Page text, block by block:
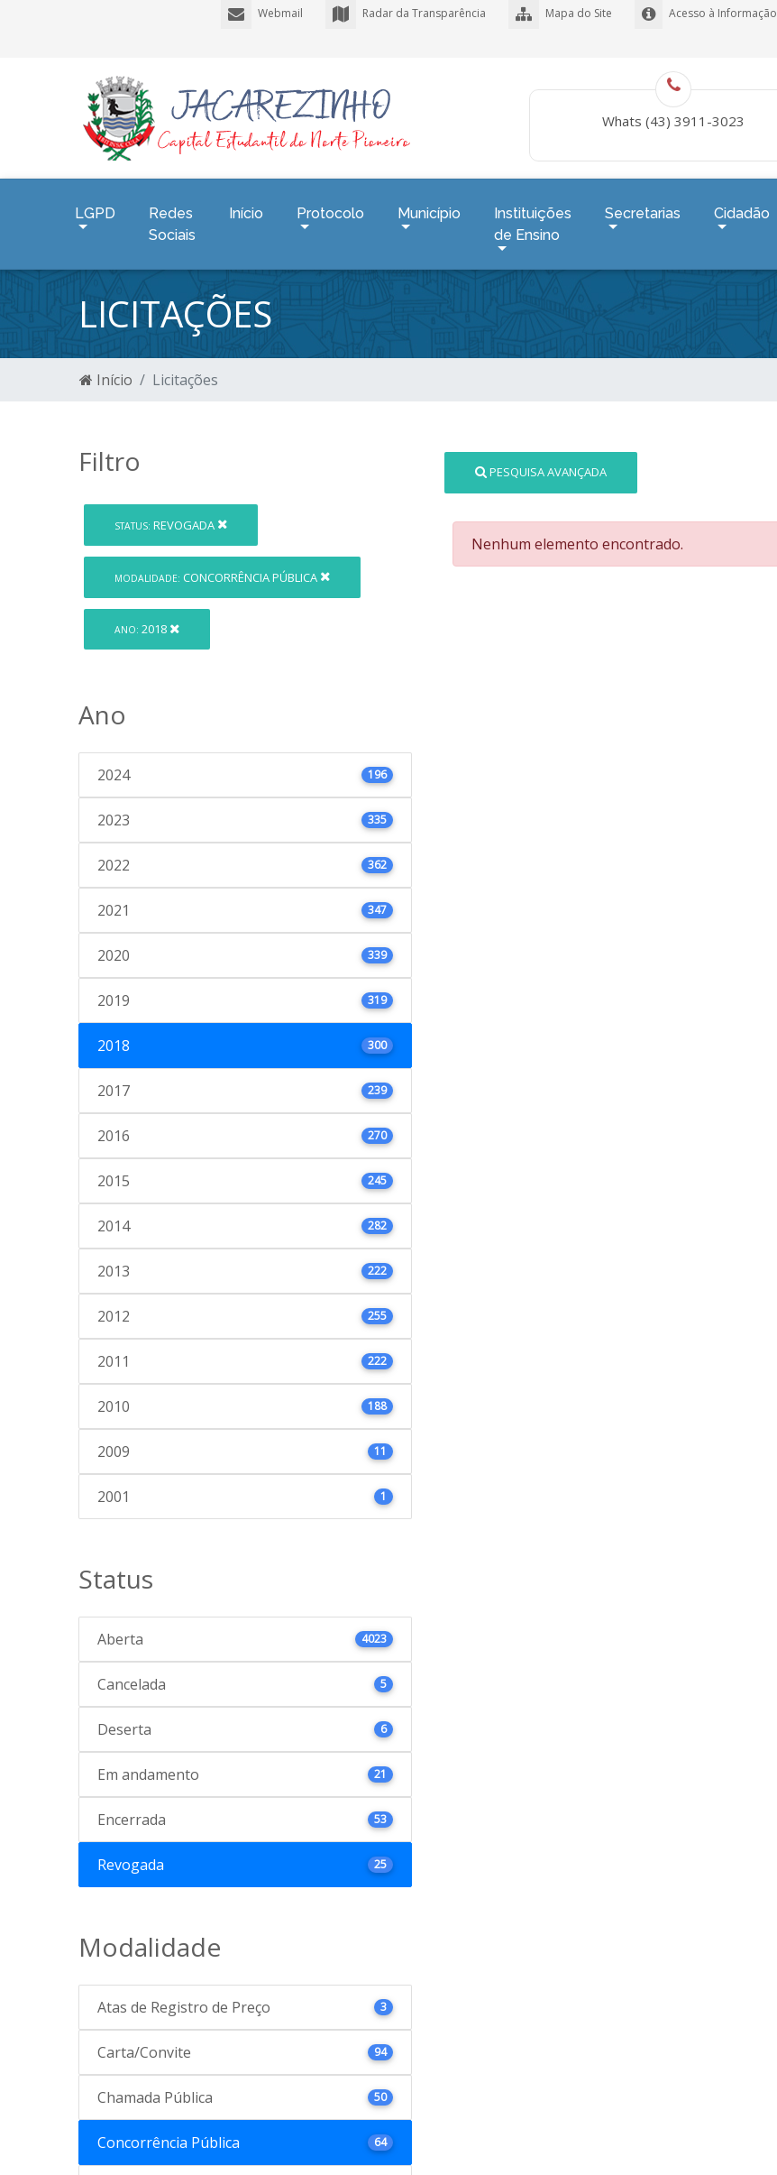
Acesso à Informação
Mapa do Site
Radar da Transparência
Webmail
Whats (43) 3911-3023
LGPD
Redes
Sociais
Início Protocolo Município
Instituições
de Ensino
Secretarias Cidadão
LICITAÇÕES
Início Licitações
Filtro
STATUS: REVOGADA
MODALIDADE: CONCORRÊNCIA PÚBLICA
ANO: 2018
Ano
2024 196
2023 335
2022 362
2021 347
2020 339
2019 319
2018 300
2017 239
2016 270
2015 245
2014 282
2013 222
2012 255
2011 222
2010 188
2009 11
2001 1
Status
Aberta 4023
Cancelada 5
Deserta 6
Em andamento 21
Encerrada 53
Revogada 25
Modalidade
Atas de Registro de Preço 3
Carta/Convite 94
Chamada Pública 50
Concorrência Pública 64
PESQUISA AVANÇADA
Nenhum elemento encontrado.